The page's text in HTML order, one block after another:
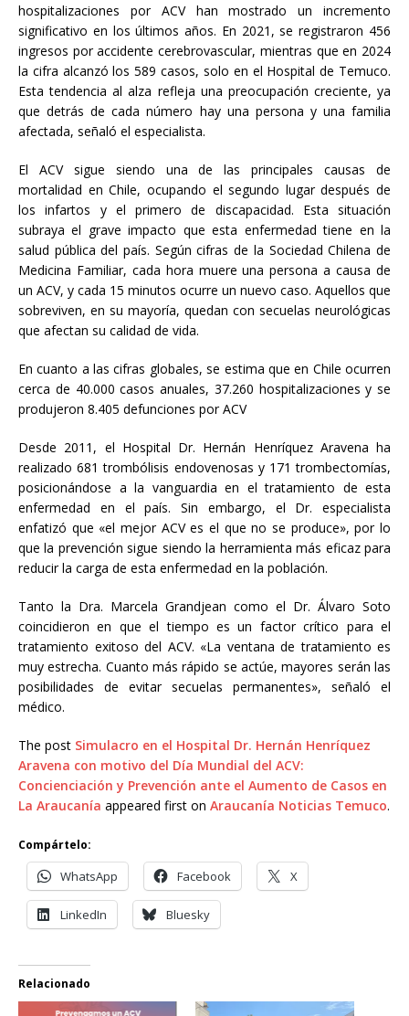
hospitalizaciones por ACV han mostrado un incremento
significativo en los últimos años. En 2021, se registraron 456
ingresos por accidente cerebrovascular, mientras que en 2024
la cifra alcanzó los 589 casos, solo en el Hospital de Temuco.
Esta tendencia al alza refleja una preocupación creciente, ya
que detrás de cada número hay una persona y una familia
afectada, señaló el especialista.
El ACV sigue siendo una de las principales causas de
mortalidad en Chile, ocupando el segundo lugar después de
los infartos y el primero de discapacidad. Esta situación
subraya el grave impacto que esta enfermedad tiene en la
salud pública del país. Según cifras de la Sociedad Chilena de
Medicina Familiar, cada hora muere una persona a causa de
un ACV, y cada 15 minutos ocurre un nuevo caso. Aquellos que
sobreviven, en su mayoría, quedan con secuelas neurológicas
que afectan su calidad de vida.
En cuanto a las cifras globales, se estima que en Chile ocurren
cerca de 40.000 casos anuales, 37.260 hospitalizaciones y se
produjeron 8.405 defunciones por ACV
Desde 2011, el Hospital Dr. Hernán Henríquez Aravena ha
realizado 681 trombólisis endovenosas y 171 trombectomías,
posicionándose a la vanguardia en el tratamiento de esta
enfermedad en el país. Sin embargo, el Dr. especialista
enfatizó que «el mejor ACV es el que no se produce», por lo
que la prevención sigue siendo la herramienta más eficaz para
reducir la carga de esta enfermedad en la población.
Tanto la Dra. Marcela Grandjean como el Dr. Álvaro Soto
coincidieron en que el tiempo es un factor crítico para el
tratamiento exitoso del ACV. «La ventana de tratamiento es
muy estrecha. Cuanto más rápido se actúe, mayores serán las
posibilidades de evitar secuelas permanentes», señaló el
médico.
The post Simulacro en el Hospital Dr. Hernán Henríquez
Aravena con motivo del Día Mundial del ACV:
Concienciación y Prevención ante el Aumento de Casos en
La Araucanía appeared first on Araucanía Noticias Temuco.
Compártelo:
WhatsApp Facebook X
LinkedIn Bluesky
Relacionado